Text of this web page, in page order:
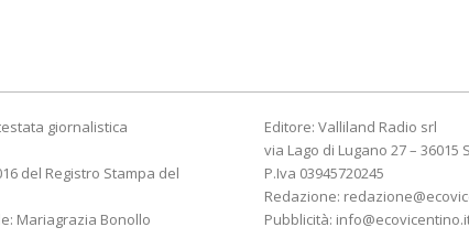
giornalistica
del Registro Stampa del
Mariagrazia Bonollo
Editore: Valliland Radio srl
via Lago di Lugano 27 – 36015
P.Iva 03945720245
Redazione:
Pubblicità: